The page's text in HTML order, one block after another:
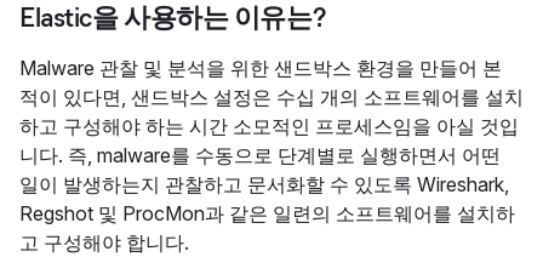
Elastic을 사용하는 이유는?
Malware 관찰 및 분석을 위한 샌드박스 환경을 만들어 본
적이 있다면, 샌드박스 설정은 수십 개의 소프트웨어를 설치
하고 구성해야 하는 시간 소모적인 프로세스임을 아실 것입
니다. 즉, malware를 수동으로 단계별로 실행하면서 어떤
일이 발생하는지 관찰하고 문서화할 수 있도록 Wireshark,
Regshot 및 ProcMon과 같은 일련의 소프트웨어를 설치하
고 구성해야 합니다.